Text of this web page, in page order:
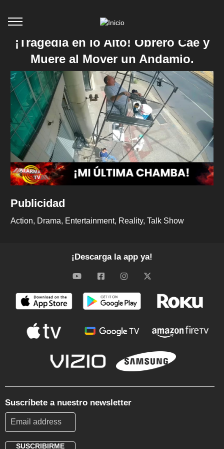
¡Tragedia en lo Alto! Obrero Cae y
Muere al Mover un Andamio.
Publicidad
Action Drama Entertainment Reality Talk Show
¡Descarga la app ya!
Suscríbete a nuestro newsletter
SUSCRIBIRME